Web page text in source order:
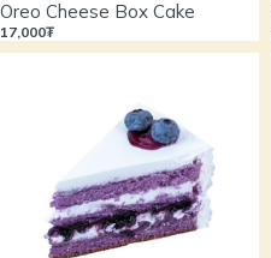
Oreo Cheese Box Cake
17,000₮